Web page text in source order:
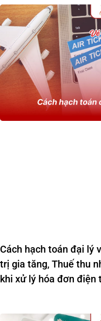
Cách hạch toán đại lý
trị gia tăng, Thuế thu
khi xử lý hóa đơn điện